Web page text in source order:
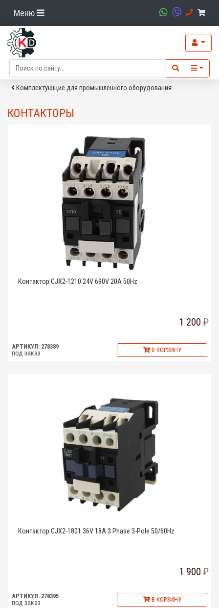
Меню
Комплектующие для промышленного оборудования
КОНТАКТОРЫ
Контактор CJX2-1210 24V 690V 20A 50Hz
1 200
АРТИКУЛ: 278389
под заказ В КОРЗИНУ
Контактор CJX2-1801 36V 18A 3 Phase 3-Pole 50/60Hz
1 900
АРТИКУЛ: 278395
под заказ В КОРЗИНУ